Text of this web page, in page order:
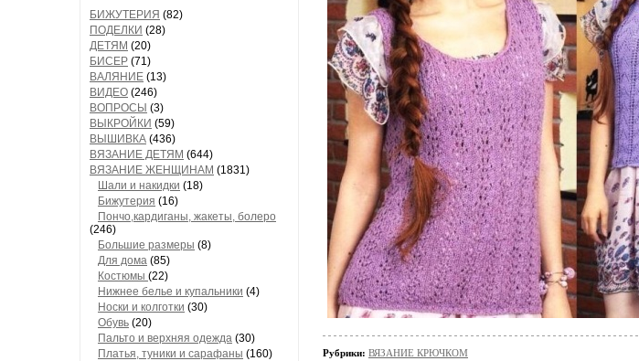
БИЖУТЕРИЯ (82)
ПОДЕЛКИ (28)
ДЕТЯМ (20)
БИСЕР (71)
ВАЛЯНИЕ (13)
ВИДЕО (246)
ВОПРОСЫ (3)
ВЫКРОЙКИ (59)
ВЫШИВКА (436)
ВЯЗАНИЕ ДЕТЯМ (644)
ВЯЗАНИЕ ЖЕНЩИНАМ (1831)
Шали и накидки (18)
Бижутерия (16)
Пончо,кардиганы, жакеты, болеро
(246)
Большие размеры (8)
Для дома (85)
Костюмы (22)
Нижнее белье и купальники (4)
Носки и колготки (30)
Обувь (20)
Пальто и верхняя одежда (30)
Платья, туники и сарафаны (160)
Рубрики: ВЯЗАНИЕ КРЮЧКОМ